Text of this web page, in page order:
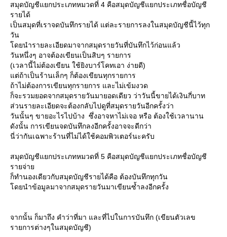
สมุดบัญชีแยกประเภทหมวดที่ 4 คือสมุดบัญชีแยกประเภทชื่อบัญชี
รายได้
เป็นสมุดที่เราจดบันทึกรายได้ แต่ละรายการลงในสมุดบัญชีนี้ไว้ทุก
วัน
ดยนำรายละเอียดมาจากสมุดรายวันที่บันทึกไว้ก่อนแล้ว
วันหนึ่งๆ อาจต้องเขียนเป็นสิบๆ รายการ
(เวลานี้ไม่ต้องเขียน ใช้ยิงบาร์โคทเอา ง่ายดี)
ต่ถ้าเป็นร้านเล็กๆ ก็ต้องเขียนทุกรายการ
ถ้าไม่ต้องการเขียนทุกรายการ และไม่เข้มงวด
ก็จะรวมยอดจากสมุดรายวันมายอดเดียว ว่าวันนี้ขายได้เงินกี่บาท
ส่วนรายละเอียดจะต้องกลับไปดูที่สมุดรายวันอีกครั้งว่า
วันนั้นๆ ขายอะไรไปบ้าง ซึ่งอาจหาไม่เจอ หรือ ต้องใช้เวลานาน
ดังนั้น การเขียนจดบันทึกลงอีกครั้งอาจจะดีกว่า
นี่ว่ากันเฉพาะร้านที่ไม่ได้ใช้คอมพิวเตอร์นะครับ
สมุดบัญชีแยกประเภทหมวดที่ 5 คือสมุดบัญชีแยกประเภทชื่อบัญชี
รายจ่า
ก็ทำนองเดียวกับสมุดบัญชีรายได้คือ ต้องบันทึกทุกวัน
ดยนำข้อมูลมาจากสมุดรายวันมาเขียนซ้ำลงอีกครั้ง
จากนั้น ก็มาถึง คำว่าที่มา และที่ไปในการบันทึก (เขียนตัวเลข
รายการต่างๆในสมุดบัญชี)